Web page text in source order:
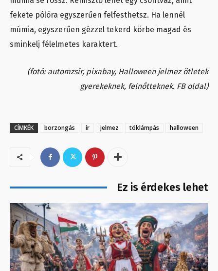
fekete pólóra egyszerűen felfesthetsz. Ha lennél
múmia, egyszerűen gézzel tekerd körbe magad és
sminkelj félelmetes karaktert.
(fotó: automzsír, pixabay, Halloween jelmez ötletek
gyerekeknek, felnőtteknek. FB oldal)
CÍMKÉK borzongás ír jelmez töklámpás halloween
Ez is érdekes lehet